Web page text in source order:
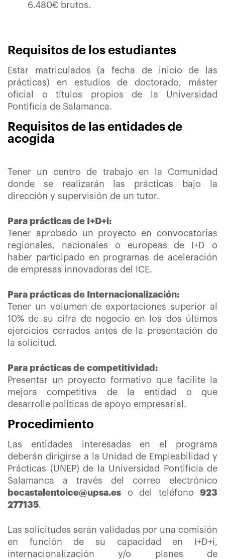
6.480€ brutos.
Requisitos de los estudiantes
Estar matriculados (a fecha de inicio de las
prácticas) en estudios de doctorado, máster
oficial o títulos propios de la Universidad
Pontificia de Salamanca.
Requisitos de las entidades de
acogida
Tener un centro de trabajo en la Comunidad
donde se realizarán las prácticas bajo la
dirección y supervisión de un tutor.
Para prácticas de I+D+i:
Tener aprobado un proyecto en convocatorias
regionales, nacionales o europeas de I+D o
haber participado en programas de aceleración
de empresas innovadoras del ICE.
Para prácticas de Internacionalización:
Tener un volumen de exportaciones superior al
10% de su cifra de negocio en los dos últimos
ejercicios cerrados antes de la presentación de
la solicitud.
Para prácticas de competitividad:
Presentar un proyecto formativo que facilite la
mejora competitiva de la entidad o que
desarrolle políticas de apoyo empresarial.
Procedimiento
Las entidades interesadas en el programa
deberán dirigirse a la Unidad de Empleabilidad y
Prácticas (UNEP) de la Universidad Pontificia de
Salamanca a través del correo electrónico
becastalentoice@upsa.es o del teléfono 923
277135.
Las solicitudes serán validadas por una comisión
en función de su capacidad en I+D+i,
internacionalización y/o planes de